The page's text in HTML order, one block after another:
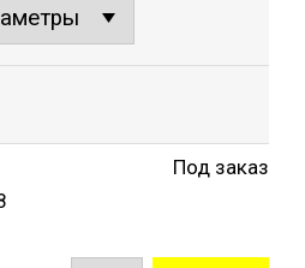
Под заказ